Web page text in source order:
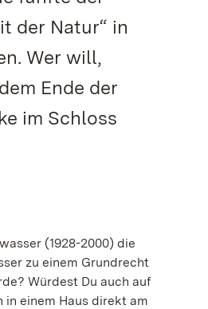
der Natur“ in
Wer will,
Ende der
im Schloss
(1928-2000) die
zu einem Grundrecht
Würdest Du auch auf
einem Haus direkt am